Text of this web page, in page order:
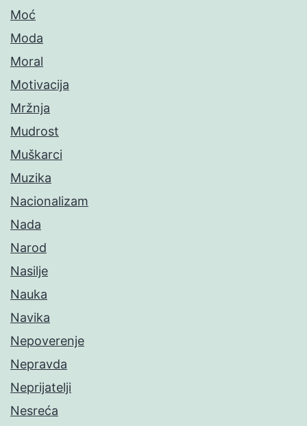
Moć
Moda
Moral
Motivacija
Mržnja
Mudrost
Muškarci
Muzika
Nacionalizam
Nada
Narod
Nasilje
Nauka
Navika
Nepoverenje
Nepravda
Neprijatelji
Nesreća